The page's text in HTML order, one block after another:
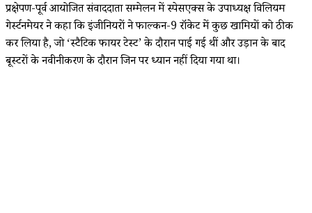
प्रक्षेपण-पूर्व आयोजित संवाददाता सम्मेलन में स्पेसएक्स के उपाध्यक्ष विलियम
गेर्स्टनमेयर ने कहा कि इंजीनियरों ने फाल्कन-9 रॉकेट में कुछ खामियों को ठीक
कर लिया है, जो ‘स्टैटिक फायर टेस्ट’ के दौरान पाई गई थीं और उड़ान के बाद
बूस्टरों के नवीनीकरण के दौरान जिन पर ध्यान नहीं दिया गया था।